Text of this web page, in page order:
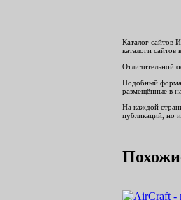
Каталог сайтов
каталоги сайтов
Отличительной
Подобный
размещённые в
На каждой
публикаций, но